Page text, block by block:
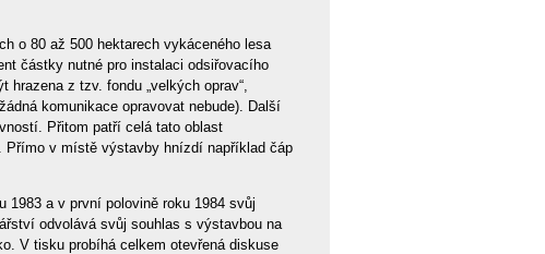
o 80 až 500 hektarech vykáceného lesa
částky nutné pro instalaci odsiřovacího
hrazena z tzv. fondu „velkých oprav“,
komunikace opravovat nebude). Další
Přitom patří celá tato oblast
Přímo v místě výstavby hnízdí například čáp
1983 a v první polovině roku 1984 svůj
odvolává svůj souhlas s výstavbou na
V tisku probíhá celkem otevřená diskuse